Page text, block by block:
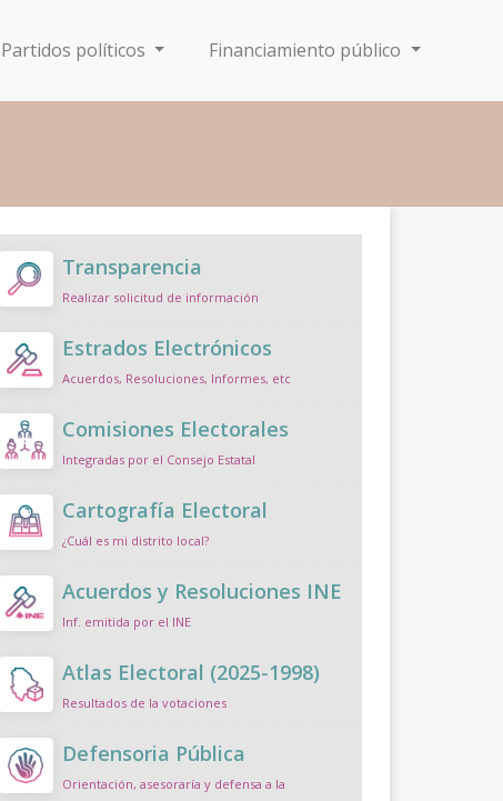
Partidos políticos Financiamiento público
Transparencia
Realizar solicitud de información
Estrados Electrónicos
Acuerdos, Resoluciones, Informes, etc
Comisiones Electorales
Integradas por el Consejo Estatal
Cartografía Electoral
¿Cuál es mi distrito local?
Acuerdos y Resoluciones INE
Inf. emitida por el INE
Atlas Electoral (2025-1998)
Resultados de la votaciones
Defensoria Pública
Orientación, asesoraría y defensa a la